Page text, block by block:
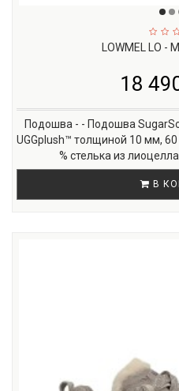
LOWMEL LO -
18
Подошва - - Подошва
UGGplush™ толщиной 10 мм,
% стелька из
В